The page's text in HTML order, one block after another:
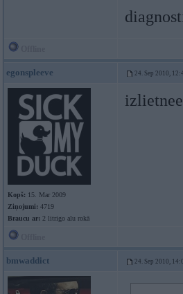
egonspleeve 24. Sep 2010,
Kopš: 15. Mar 2009
Ziņojumi: 4719
Braucu ar: 2 litrigo alu rokā
bmwaddict 24. Sep 2010,